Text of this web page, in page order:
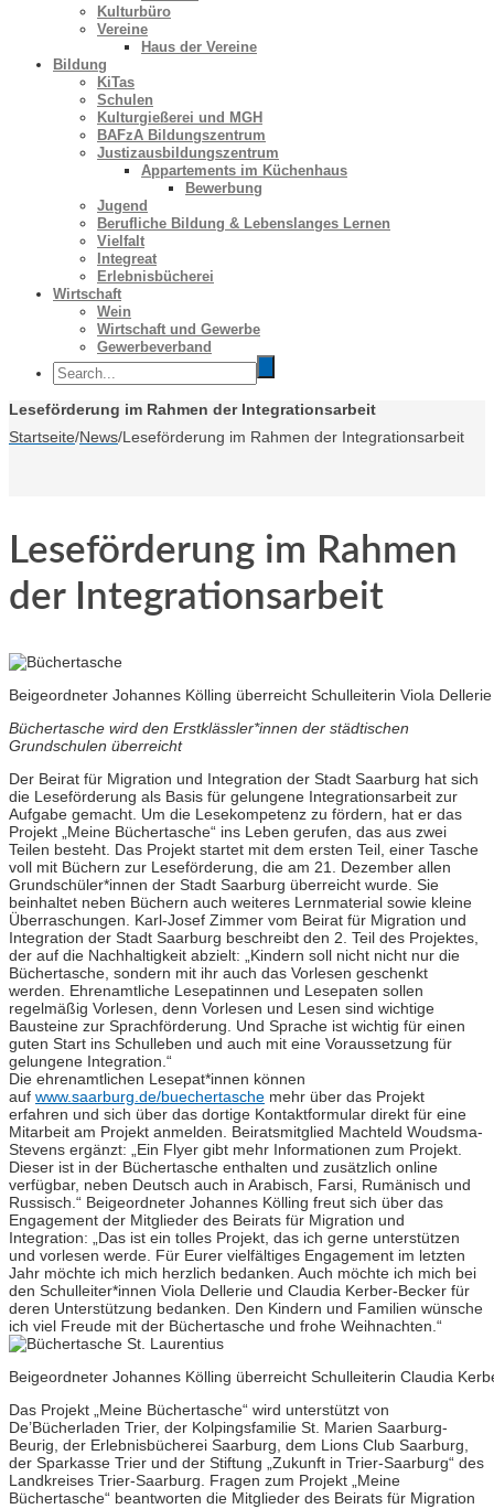
Kulturbüro
Vereine
Haus der Vereine
Bildung
KiTas
Schulen
Kulturgießerei und MGH
BAFzA Bildungszentrum
Justizausbildungszentrum
Appartements im Küchenhaus
Bewerbung
Jugend
Berufliche Bildung & Lebenslanges Lernen
Vielfalt
Integreat
Erlebnisbücherei
Wirtschaft
Wein
Wirtschaft und Gewerbe
Gewerbeverband
Leseförderung im Rahmen der Integrationsarbeit
Startseite/News/Leseförderung im Rahmen der Integrationsarbeit
Leseförderung im Rahmen
der Integrationsarbeit
Beigeordneter Johannes Kölling überreicht Schulleiterin Viola
Büchertasche wird den Erstklässler*innen der städtischen
Grundschulen überreicht
Der Beirat für Migration und Integration der Stadt Saarburg hat sich
die Leseförderung als Basis für gelungene Integrationsarbeit zur
Aufgabe gemacht. Um die Lesekompetenz zu fördern, hat er das
Projekt „Meine Büchertasche“ ins Leben gerufen, das aus zwei
Teilen besteht. Das Projekt startet mit dem ersten Teil, einer Tasche
voll mit Büchern zur Leseförderung, die am 21. Dezember allen
Grundschüler*innen der Stadt Saarburg überreicht wurde. Sie
beinhaltet neben Büchern auch weiteres Lernmaterial sowie kleine
Überraschungen. Karl-Josef Zimmer vom Beirat für Migration und
Integration der Stadt Saarburg beschreibt den 2. Teil des Projektes,
der auf die Nachhaltigkeit abzielt: „Kindern soll nicht nicht nur die
Büchertasche, sondern mit ihr auch das Vorlesen geschenkt
werden. Ehrenamtliche Lesepatinnen und Lesepaten sollen
regelmäßig Vorlesen, denn Vorlesen und Lesen sind wichtige
Bausteine zur Sprachförderung. Und Sprache ist wichtig für einen
guten Start ins Schulleben und auch mit eine Voraussetzung für
gelungene Integration.“
Die ehrenamtlichen Lesepat*innen können
auf www.saarburg.de/buechertasche mehr über das Projekt
erfahren und sich über das dortige Kontaktformular direkt für eine
Mitarbeit am Projekt anmelden. Beiratsmitglied Machteld Woudsma-
Stevens ergänzt: „Ein Flyer gibt mehr Informationen zum Projekt.
Dieser ist in der Büchertasche enthalten und zusätzlich online
verfügbar, neben Deutsch auch in Arabisch, Farsi, Rumänisch und
Russisch.“ Beigeordneter Johannes Kölling freut sich über das
Engagement der Mitglieder des Beirats für Migration und
Integration: „Das ist ein tolles Projekt, das ich gerne unterstützen
und vorlesen werde. Für Eurer vielfältiges Engagement im letzten
Jahr möchte ich mich herzlich bedanken. Auch möchte ich mich bei
den Schulleiter*innen Viola Dellerie und Claudia Kerber-Becker für
deren Unterstützung bedanken. Den Kindern und Familien wünsche
ich viel Freude mit der Büchertasche und frohe Weihnachten.“
Beigeordneter Johannes Kölling überreicht Schulleiterin Claudia
Das Projekt „Meine Büchertasche“ wird unterstützt von
De’Bücherladen Trier, der Kolpingsfamilie St. Marien Saarburg-
Beurig, der Erlebnisbücherei Saarburg, dem Lions Club Saarburg,
der Sparkasse Trier und der Stiftung „Zukunft in Trier-Saarburg“ des
Landkreises Trier-Saarburg. Fragen zum Projekt „Meine
Büchertasche“ beantworten die Mitglieder des Beirats für Migration